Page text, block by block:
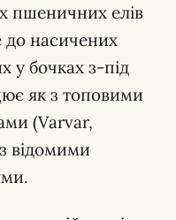
пшеничних елів
до насичених
у бочках з-під
як з топовими
(Varvar,
відомими